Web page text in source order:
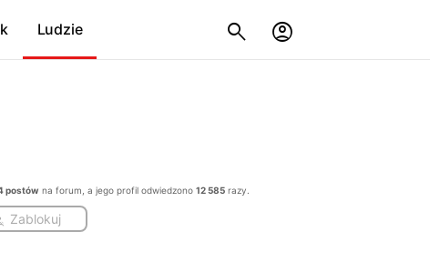
Ludzie
postów na forum, a jego profil odwiedzono12 585 razy.
Zablokuj